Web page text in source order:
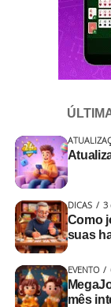
DICAS 3
Como
suas
EVENTO
mês